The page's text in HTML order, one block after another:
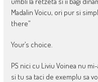
Madalin Voicu, ori pur si
there”
Your’s choice.
PS nici cu Liviu Voinea nu
si tu sa taci de exemplu sa